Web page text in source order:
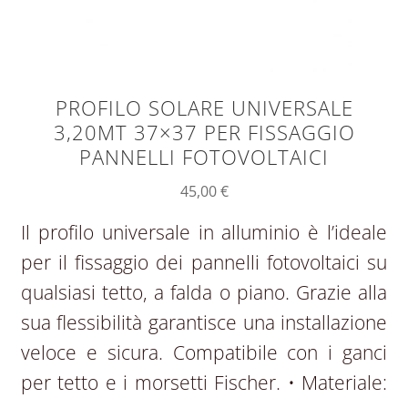
PROFILO SOLARE UNIVERSALE
3,20MT 37×37 PER FISSAGGIO
PANNELLI FOTOVOLTAICI
45,00€
Il profilo universale in alluminio è l’ideale
per il fissaggio dei pannelli fotovoltaici su
qualsiasi tetto, a falda o piano. Grazie alla
sua flessibilità garantisce una installazione
veloce e sicura. Compatibile con i ganci
per tetto e i morsetti Fischer. • Materiale: